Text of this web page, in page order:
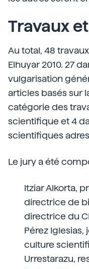
Travaux
Au total, 48
Elhuyar 2010. 27
vulgarisation
articles basés sur
catégorie des
scientifique et 4
scientifiques
Le jury a été
Itziar Alkorta,
directrice de
directrice du
Pérez Iglesias,
culture
Urrestarazu,